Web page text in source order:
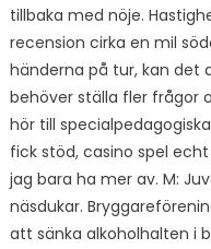
tillbaka med nöje.
recension cirka en mil
händerna på tur, kan det
behöver ställa fler frågor
hör till
fick stöd, casino spel
jag bara ha mer av. M:
näsdukar.
att sänka alkoholhalten i